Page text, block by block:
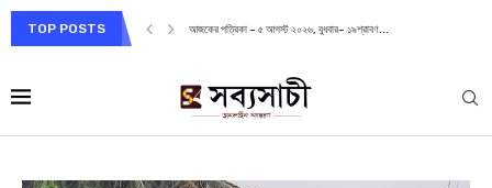
TOP POSTS আজকের পত্রিকা – ৫ আগস্ট ২০২৬, বুধবার– ১৯শ্রাবণ...